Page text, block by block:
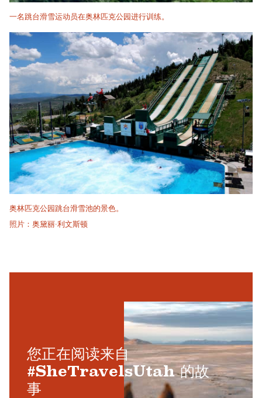
一名跳台滑雪运动员在奥林匹克公园进行训练。
奥林匹克公园跳台滑雪池的景色。
照片：奥黛丽·利文斯顿
您正在阅读来自
#SheTravelsUtah 的故
事